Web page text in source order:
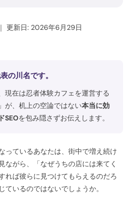
｜更新日: 2026年6月29日
の川名です。
現在は忍者体験カフェを運営する
が、机上の空論ではない本当に効
SEOを包み隠さずお伝えします。
っているあなたは、街中で増え続け
ながら、「なぜうちの店には来てく
れば彼らに見つけてもらえるのだろ
ているのではないでしょうか。